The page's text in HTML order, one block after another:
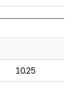
10.25